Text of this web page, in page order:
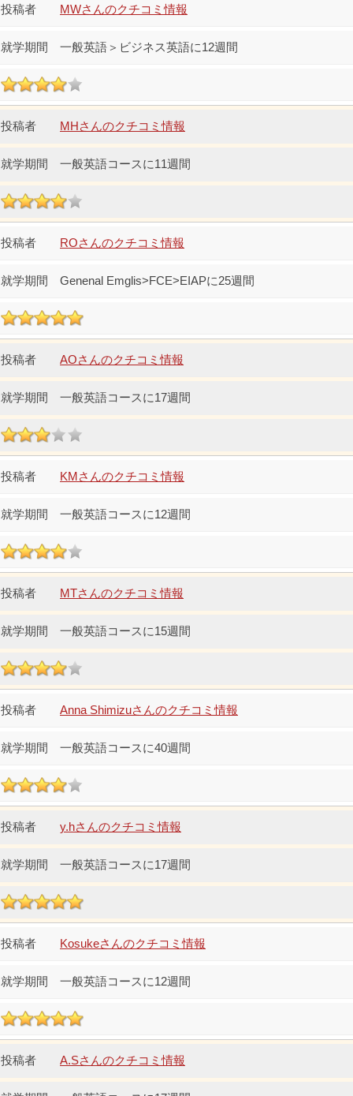
MWさんのクチコミ情報
一般英語＞ビジネス英語に12週間
MHさんのクチコミ情報
一般英語コースに11週間
ROさんのクチコミ情報
Genenal Emglis>FCE>EIAPに25週間
AOさんのクチコミ情報
一般英語コースに17週間
KMさんのクチコミ情報
一般英語コースに12週間
MTさんのクチコミ情報
一般英語コースに15週間
Anna Shimizuさんのクチコミ情報
一般英語コースに40週間
y.hさんのクチコミ情報
一般英語コースに17週間
Kosukeさんのクチコミ情報
一般英語コースに12週間
A.Sさんのクチコミ情報